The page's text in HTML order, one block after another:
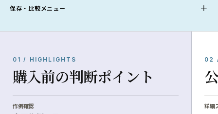
保存・比較メニュー
01 / HIGHLIGHTS
購入前の判断ポイント
作例確認
02
詳細